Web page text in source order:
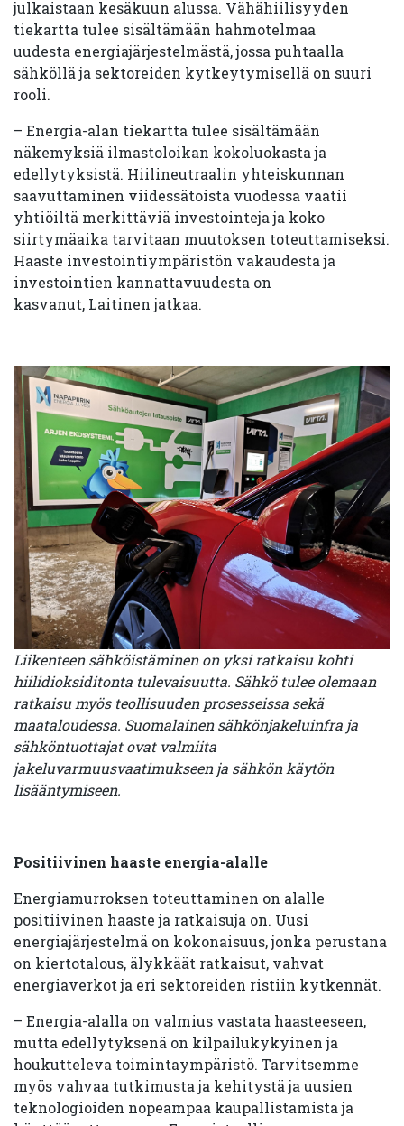
julkaistaan kesäkuun alussa. Vähähiilisyyden
tiekartta tulee sisältämään hahmotelmaa
uudesta energiajärjestelmästä, jossa puhtaalla
sähköllä ja sektoreiden kytkeytymisellä on suuri
rooli.
– Energia-alan tiekartta tulee sisältämään
näkemyksiä ilmastoloikan kokoluokasta ja
edellytyksistä. Hiilineutraalin yhteiskunnan
saavuttaminen viidessätoista vuodessa vaatii
yhtiöiltä merkittäviä investointeja ja koko
siirtymäaika tarvitaan muutoksen toteuttamiseksi.
Haaste investointiympäristön vakaudesta ja
investointien kannattavuudesta on
kasvanut, Laitinen jatkaa.
Liikenteen sähköistäminen on yksi ratkaisu kohti
hiilidioksiditonta tulevaisuutta. Sähkö tulee olemaan
ratkaisu myös teollisuuden prosesseissa sekä
maataloudessa. Suomalainen sähkönjakeluinfra ja
sähköntuottajat ovat valmiita
jakeluvarmuusvaatimukseen ja sähkön käytön
lisääntymiseen.
Positiivinen haaste energia-alalle
Energiamurroksen toteuttaminen on alalle
positiivinen haaste ja ratkaisuja on. Uusi
energiajärjestelmä on kokonaisuus, jonka perustana
on kiertotalous, älykkäät ratkaisut, vahvat
energiaverkot ja eri sektoreiden ristiin kytkennät.
– Energia-alalla on valmius vastata haasteeseen,
mutta edellytyksenä on kilpailukykyinen ja
houkutteleva toimintaympäristö. Tarvitsemme
myös vahvaa tutkimusta ja kehitystä ja uusien
teknologioiden nopeampaa kaupallistamista ja